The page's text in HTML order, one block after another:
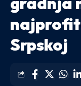
Srpskoj